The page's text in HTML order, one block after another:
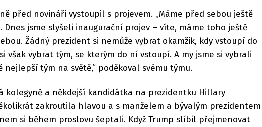
před novináři vystoupil s projevem. „Máme před sebou ještě
Dnes jsme slyšeli inaugurační projev – víte, máme toho ještě
Žádný prezident si nemůže vybrat okamžik, kdy vstoupí do
však vybrat tým, se kterým do ní vstoupí. A my jsme si vybrali
nejlepší tým na světě,“ poděkoval svému týmu.
kolegyně a někdejší kandidátka na prezidentku Hillary
zakroutila hlavou a s manželem a bývalým prezidentem
si během proslovu šeptali. Když Trump slíbil přejmenovat